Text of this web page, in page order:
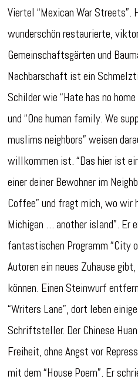
Viertel “Mexican War Streets”.
wunderschön restaurierte,
Gemeinschaftsgärten und
Nachbarschaft ist ein
Schilder wie “Hate has no
und “One human family. We
muslims neighbors” weisen
willkommen ist. “Das hier ist
einer deiner Bewohner im
Coffee” und fragt mich, wo wir
Michigan … another island”. Er
fantastischen Programm “City
Autoren ein neues Zuhause
können. Einen Steinwurf
“Writers Lane”, dort leben
Schriftsteller. Der Chinese
Freiheit, ohne Angst vor
mit dem “House Poem”. Er